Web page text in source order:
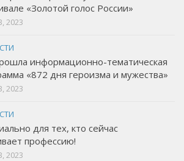
«Золотой голос России»
2023
информационно-тематическая
«872 дня героизма и мужества»
2023
для тех, кто сейчас
профессию!
2023